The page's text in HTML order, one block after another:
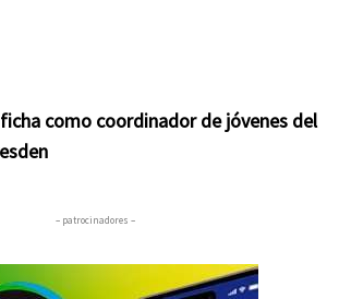
como coordinador de jóvenes del
– patrocinadores –